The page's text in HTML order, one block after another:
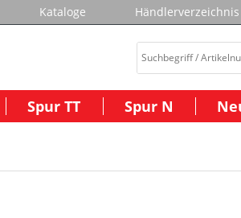
Kataloge Händlerverzeichnis
Spur TT Spur N